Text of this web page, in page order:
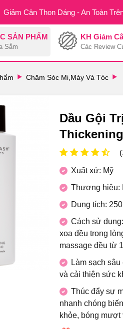
Giảm Cân Thon Dáng - An Toàn
SẢN PHẨM
Sắm
KH Giảm
Các Review
Chăm Sóc Mi,Mày Và Tóc
Dầu Gội
Xuất xứ: Mỹ
Thương hiệu:
Dung tích:
Cách sử
xoa đều trong
massage đều từ
Làm sạch
và cải thiện sức
Thúc đẩy sự
nhanh chóng
khỏe, bóng mượt